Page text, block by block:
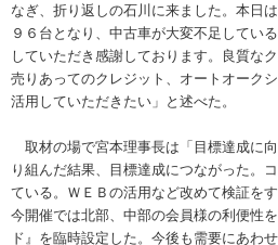
なぎ、折り返しの石川に来ました。本日
９６台となり、中古車が大変不足してい
していただき感謝しております。良質な
売りあってのクレジット、オートオーク
活用していただきたい」と述べた。
取材の場で宮本理事長は「目標達成に
り組んだ結果、目標達成につながった。
ている。ＷＥＢの活用など改めて検証を
今開催では北部、中部の会員様の利便性
ド』を臨時設定した。今後も需要にあわ